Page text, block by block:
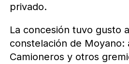
privado.
La concesión tuvo gusto
constelación de Moyano:
Camioneros y otros